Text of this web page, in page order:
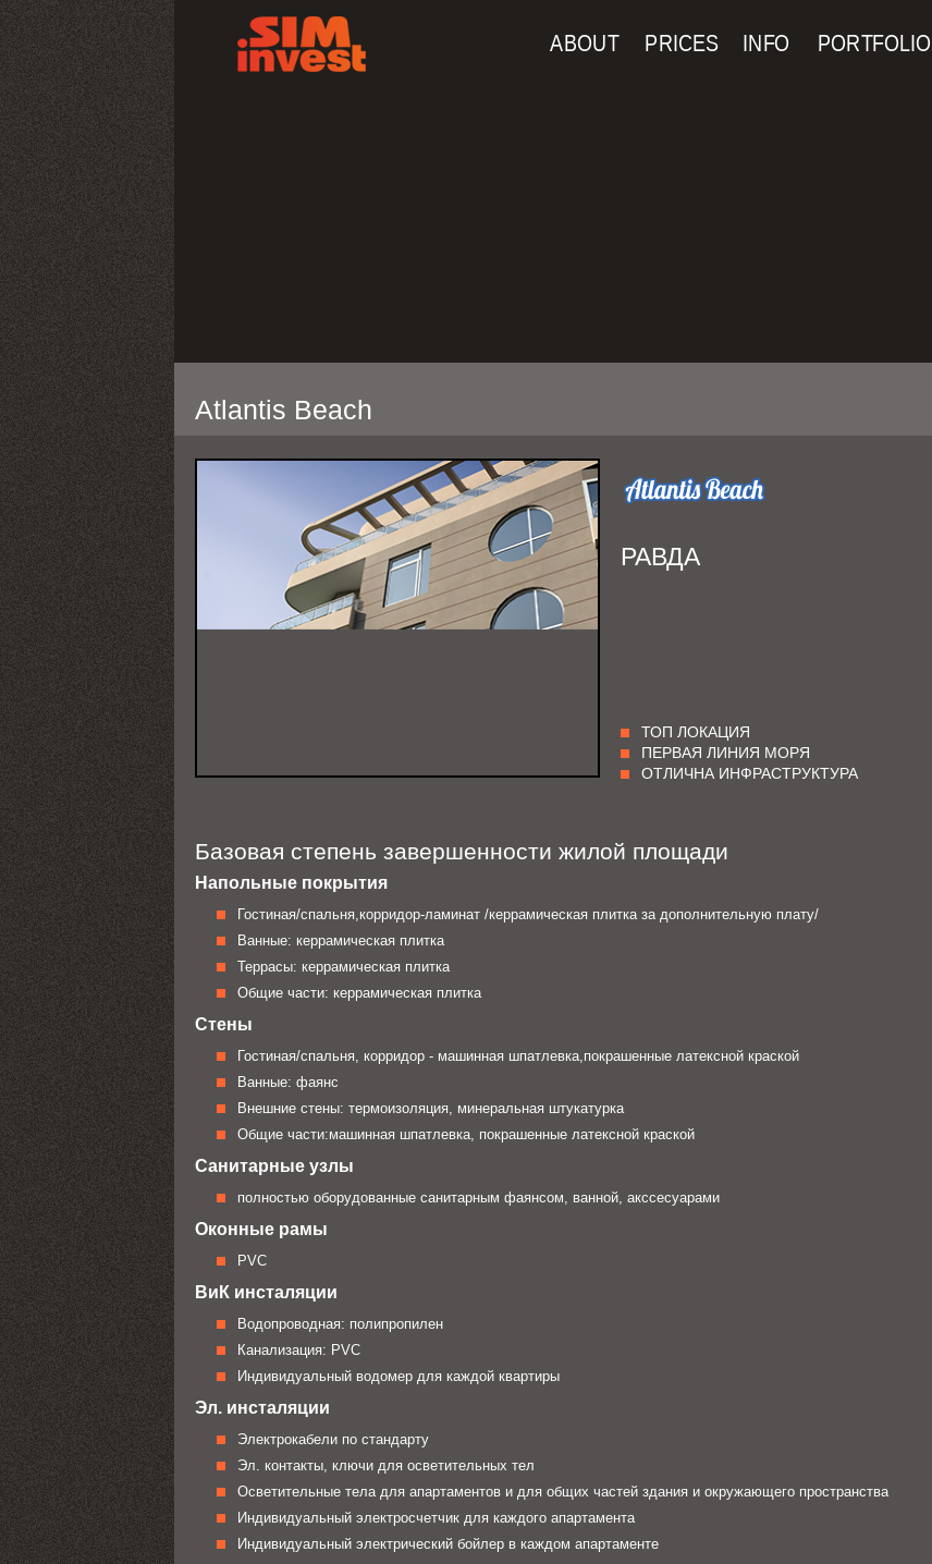
ABOUT PRICES INFO PORTFOLIO
Atlantis Beach
РАВДА
ТОП ЛОКАЦИЯ
ПЕРВАЯ ЛИНИЯ МОРЯ
ОТЛИЧНА ИНФРАСТРУКТУРА
Базовая степень завершенности жилой площади
Напольные покрытия
Гостиная/спальня,корридор-ламинат /керрамическая плитка за дополнительную плату/
Ванные: керрамическая плитка
Террасы: керрамическая плитка
Общие части: керрамическая плитка
Стены
Гостиная/спальня, корридор - машинная шпатлевка,покрашенные латексной краской
Ванные: фаянс
Внешние стены: термоизоляция, минеральная штукатурка
Общие части:машинная шпатлевка, покрашенные латексной краской
Санитарные узлы
полностью оборудованные санитарным фаянсом, ванной, акссесуарами
Оконные рамы
PVC
ВиК инсталяции
Водопроводная: полипропилен
Канализация: PVC
Индивидуальный водомер для каждой квартиры
Эл. инсталяции
Электрокабели по стандарту
Эл. контакты, ключи для осветительных тел
Осветительные тела для апартаментов и для общих частей здания и окружающего пространства
Индивидуальный электросчетчик для каждого апартамента
Индивидуальный электрический бойлер в каждом апартаменте